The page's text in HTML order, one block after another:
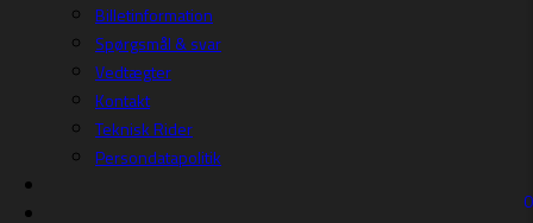
Billetinformation
Spørgsmål & svar
Vedtægter
Kontakt
Teknisk Rider
Persondatapolitik
0